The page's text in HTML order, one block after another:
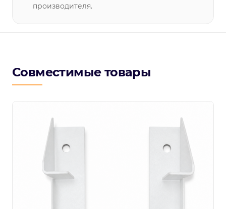
производителя.
Совместимые товары